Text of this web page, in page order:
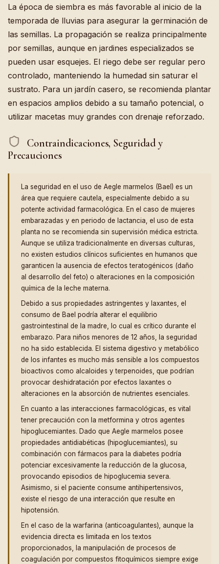
La época de siembra es más favorable al inicio de la
temporada de lluvias para asegurar la germinación de
las semillas. La propagación se realiza principalmente
por semillas, aunque en jardines especializados se
pueden usar esquejes. El riego debe ser regular pero
controlado, manteniendo la humedad sin saturar el
sustrato. Para un jardín casero, se recomienda plantar
en espacios amplios debido a su tamaño potencial, o
utilizar macetas muy grandes con drenaje reforzado.
Contraindicaciones, Seguridad y
Precauciones
La seguridad en el uso de Aegle marmelos (Bael) es un
área que requiere cautela, especialmente debido a su
potente actividad farmacológica. En el caso de mujeres
embarazadas y en periodo de lactancia, el uso de esta
planta no se recomienda sin supervisión médica estricta.
Aunque se utiliza tradicionalmente en diversas culturas,
no existen estudios clínicos suficientes en humanos que
garanticen la ausencia de efectos teratogénicos (daño
al desarrollo del feto) o alteraciones en la composición
química de la leche materna.
Debido a sus propiedades astringentes y laxantes, el
consumo de Bael podría alterar el equilibrio
gastrointestinal de la madre, lo cual es crítico durante el
embarazo. Para niños menores de 12 años, la seguridad
no ha sido establecida. El sistema digestivo y metabólico
de los infantes es mucho más sensible a los compuestos
bioactivos como alcaloides y terpenoides, que podrían
provocar deshidratación por efectos laxantes o
alteraciones en la absorción de nutrientes esenciales.
En cuanto a las interacciones farmacológicas, es vital
tener precaución con la metformina y otros agentes
hipoglucemiantes. Dado que Aegle marmelos posee
propiedades antidiabéticas (hipoglucemiantes), su
combinación con fármacos para la diabetes podría
potenciar excesivamente la reducción de la glucosa,
provocando episodios de hipoglucemia severa.
Asimismo, si el paciente consume antihipertensivos,
existe el riesgo de una interacción que resulte en
hipotensión.
En el caso de la warfarina (anticoagulantes), aunque la
evidencia directa es limitada en los textos
proporcionados, la manipulación de procesos de
coagulación por compuestos fitoquímicos siempre exige